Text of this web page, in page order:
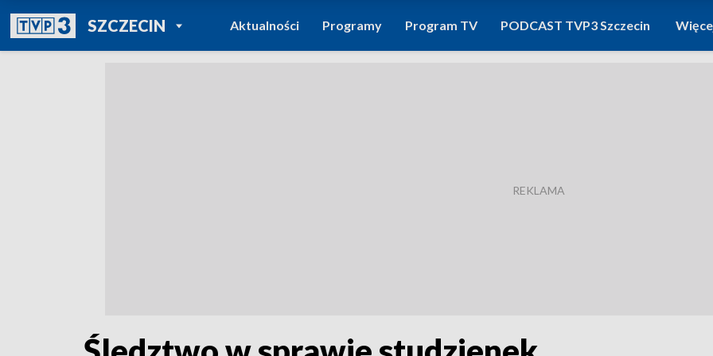
SZCZECINPOWRÓT DO
TVP REGIONY
Aktualności Programy Program TV PODCAST TVP3 Szczecin